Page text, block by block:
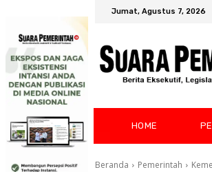
Jumat, Agustus 7, 2026
HOME
Beranda Pemerintah